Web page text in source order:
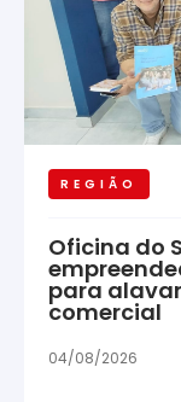
REGIÃO
Oficina do
para
comercial
04/08/2026